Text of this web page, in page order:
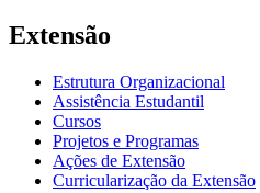
Extensão
Estrutura Organizacional
Assistência Estudantil
Cursos
Projetos e Programas
Ações de Extensão
Curricularização da Extensão